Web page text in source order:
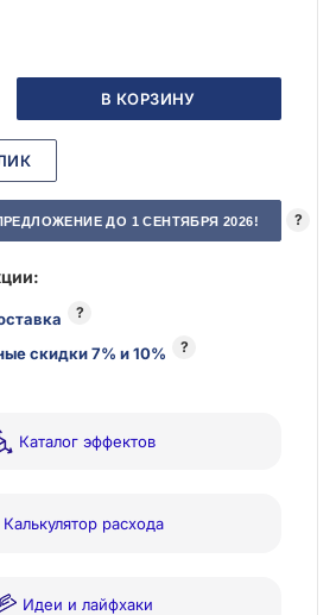
В КОРЗИНУ
ДО 1 СЕНТЯБРЯ 2026! ?
?
скидки 7% и 10% ?
Каталог эффектов
Калькулятор расхода
Идеи и лайфхаки